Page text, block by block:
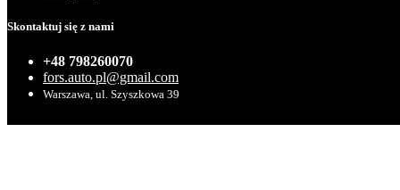
Skontaktuj się z nami
+48 798260070
fors.auto.pl@gmail.com
Warszawa, ul. Szyszkowa 39